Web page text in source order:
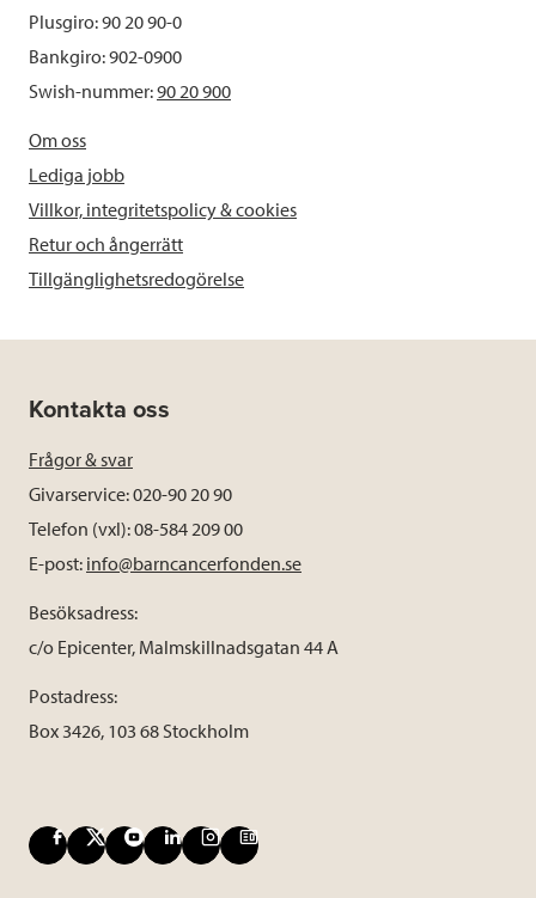
Plusgiro: 90 20 90-0
Bankgiro: 902-0900
Swish-nummer:90 20 900
Om oss
Lediga jobb
Villkor, integritetspolicy & cookies
Retur och ångerrätt
Tillgänglighetsredogörelse
Kontakta oss
Frågor & svar
Givarservice: 020-90 20 90
Telefon (vxl): 08-584 209 00
E-post: info@barncancerfonden.se
Besöksadress:
c/o Epicenter, Malmskillnadsgatan 44 A
Postadress:
Box 3426, 103 68 Stockholm
F
X
Y
L
I
B